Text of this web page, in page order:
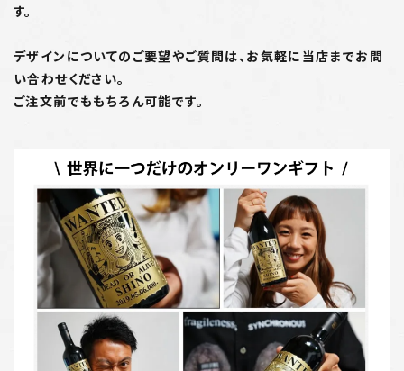
す。
デザインについてのご要望やご質問は、お気軽に当店までお問
い合わせください。
ご注文前でももちろん可能です。